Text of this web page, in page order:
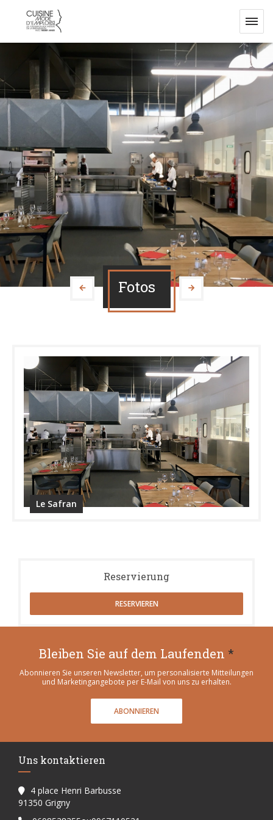
Fotos
Le Safran
Reservierung
RESERVIEREN
Bleiben Sie auf dem Laufenden *
Abonnieren Sie unseren Newsletter, um personalisierte Mitteilungen
und Marketingangebote per E-Mail von uns zu erhalten.
ABONNIEREN
Uns kontaktieren
4 place Henri Barbusse
91350 Grigny((öffnet ein neues Fenster))